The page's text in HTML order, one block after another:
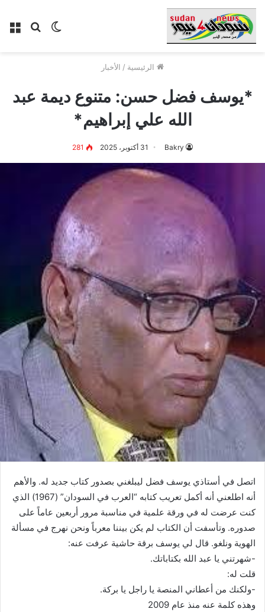
بحث الوضع
الرئيسية / الأخبار
*يوسف فضل حسن: متنوع ديمة عبد
الله علي إبراهيم*
Bakry 31 أكتوبر، 2025 281
اتصل في أستاذي يوسف فضل ليبلغني بصدور كتاب جديد له. والأهم
أنه اطلعني أنه أكمل تعريب كتابه “العرب في السودان” (1967) الذي
كنت عرضت له في ورقة علمية في مناسبة مرور أربعين عاماً على
صدوره. وتأسفت أن الكتاب لم يكن بيننا معرباً ونحن نهرج في مسألة
الهوية ونلغو. قال لي يوسف برقة حاشية عرفت عنه:
-شهرتني يا عبد الله بكتاباتك.
قلت له:
-ولكنك من أعطاني المنصة يا راجل يا بركة.
وهذه كلمة عنه منذ عام 2009